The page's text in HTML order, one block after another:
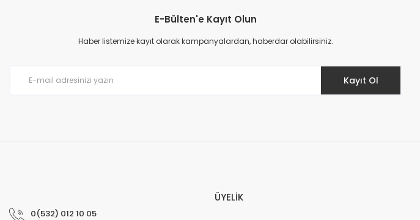
Prime ArtDECO Duvar Kağıdı Tutkalı 500 gr
E-Bülten'e Kayıt Olun
Haber listemize kayıt olarak kampanyalardan, haberdar olabilirsiniz.
Kayıt Ol
0(532) 012 10 05
ÜYELİK